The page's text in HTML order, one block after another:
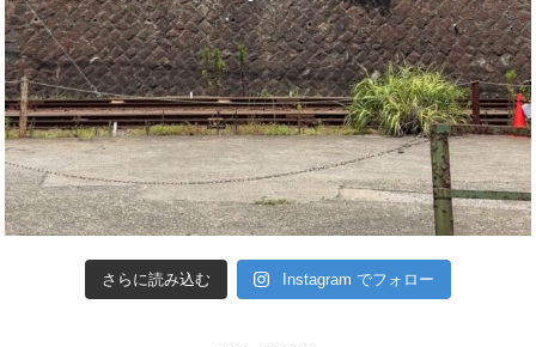
さらに読み込む Instagram でフォロー